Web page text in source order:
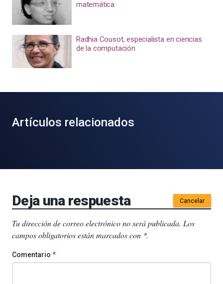
matemática
Radhia Cousot, especialista en ciencias
de la computación
Artículos relacionados
Deja una respuesta Cancelar
Tu dirección de correo electrónico no será publicada. Los
campos obligatorios están marcados con *.
Comentario *